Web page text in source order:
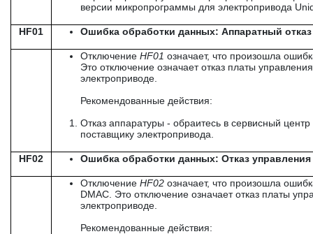
версии микропрограммы для электропривода
HF01 Ошибка обработки данных: Аппаратный
Отключение HF01 означает, что произошла
Это отключение означает отказ платы
электроприводе.
Рекомендованные действия:
Отказ аппаратуры - обраитесь в сервисный центр
поставщику электропривода.
HF02 Ошибка обработки данных: Отказ
Отключение HF02 означает, что произошла
DMAC. Это отключение означает отказ платы
электроприводе.
Рекомендованные действия: